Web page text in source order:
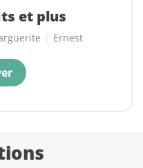
et plus
Ernest
nuits
Ernest